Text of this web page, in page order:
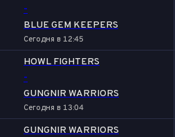
-
BLUE GEM KEEPERS
Сегодня в 12:45
HOWL FIGHTERS
-
GUNGNIR WARRIORS
Сегодня в 13:04
GUNGNIR WARRIORS